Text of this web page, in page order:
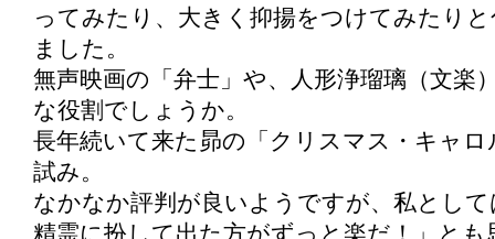
ってみたり、大きく抑揚をつけてみたり
ました。
無声映画の「弁士」や、人形浄瑠璃（文楽
な役割でしょうか。
長年続いて来た昴の「クリスマス・キャ
試み。
なかなか評判が良いようですが、私とし
精霊に扮して出た方がずっと楽だ！」と